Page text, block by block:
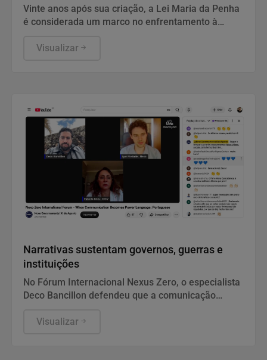
Vinte anos após sua criação, a Lei Maria da Penha
é considerada um marco no enfrentamento à
falhas na aplicação das medidas de proteção.
Visualizar
Narrativas sustentam governos, guerras e
instituições
No Fórum Internacional Nexus Zero, o especialista
Deco Bancillon defendeu que a comunicação
própria infraestrutura do poder. Ele explica que
Visualizar